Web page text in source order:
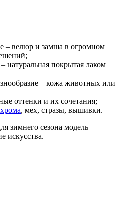
– велюр и замша в огромном
натуральная покрытая лаком
– кожа животных или
оттенки и их сочетания;
, мех, стразы, вышивки.
зимнего сезона модель
искусства.